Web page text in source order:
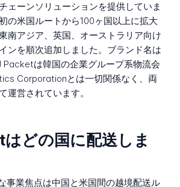
ェーンソリューションを提供していま
の米国ルートから100ヶ国以上に拡大
南アジア、英国、オーストラリア向け
ンを順次追加しました。ブランド名は
Packetは韓国の企業グループ系物流会
Corporationとは一切関係なく、両
運営されています。
どの国に配送しま
事業焦点は中国と米国間の越境配送ル